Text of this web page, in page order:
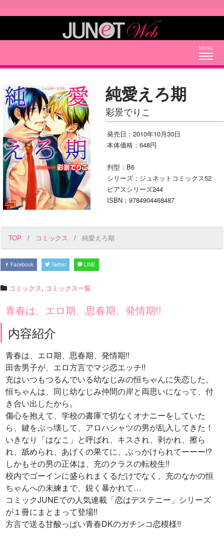
純愛えろ期
彩景でりこ
発売日：2010年10月30日
本体価格：648円
判型：B6
シリーズ：ジュネットコミックス52
ピアスシリーズ244
ISBN：9784904468487
TOP コミックス 純愛えろ期
Facebook Twitter LINE
コミックス, コミックス一覧
青春は、エロ期、思春期、発情期!!
内容紹介
青春は、エロ期、思春期、発情期!!
田舎男子が、エロ方言でマジ恋エッチ!!
充はいつもつるんでいる幼なじみの恒ちゃんに失恋した。
恒ちゃんは、同じ幼なじみ仲間の岸と両思いになって、付
き合い出したから。
傷心を抱えて、学校の書庫で切なくオナニーをしていた
ら、鍵をぶっ壊して、アロハシャツの男が乱入してきた！
いきなり「はなこ」と呼ばれ、キスされ、剥かれ、擦ら
れ、舐められ、あげくの果てに、ぶっかけられてーーー!?
しかもその男の正体は、充のクラスの転校生!!
校内でゴーインに盛られまくるだけでなく、充のなかの恒
ちゃんへの未練まで、鋭く暴かれて…
コミックJUNEでの人気連載「恋はデステニー」シリーズ
が１冊にまとまって登場!!
方言で送る甘酸っぱい青春DKのガチンコ恋模様!!